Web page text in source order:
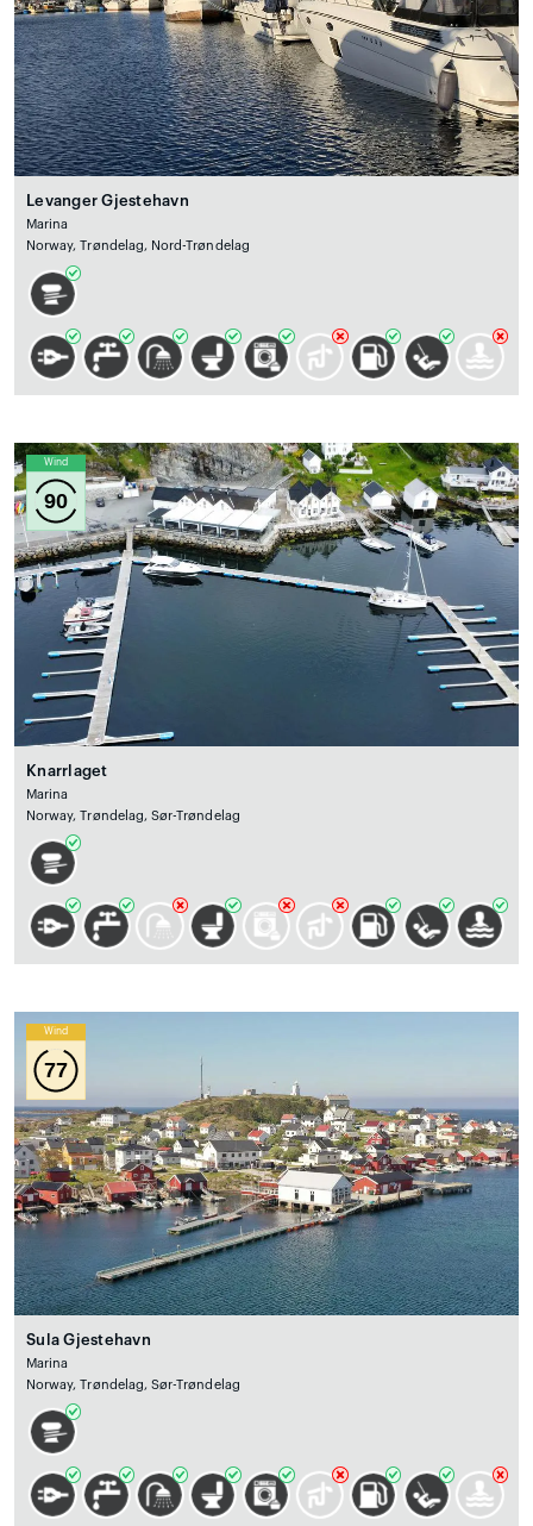
Levanger Gjestehavn
Marina
Norway, Trøndelag, Nord-Trøndelag
Wind
90
Knarrlaget
Marina
Norway, Trøndelag, Sør-Trøndelag
Wind
77
Sula Gjestehavn
Marina
Norway, Trøndelag, Sør-Trøndelag